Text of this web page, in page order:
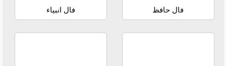
فال حافظ فال انبیاء